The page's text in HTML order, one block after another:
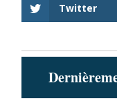
Twitter